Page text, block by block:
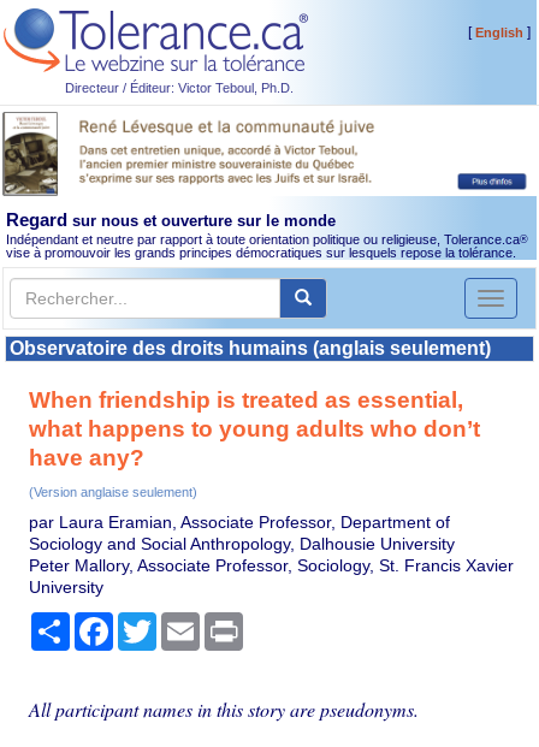
Directeur / Éditeur: Victor Teboul, Ph.D.
[English ]
Regard sur nous et ouverture sur le monde
Indépendant et neutre par rapport à toute orientation politique ou religieuse, Tolerance.ca®
vise à promouvoir les grands principes démocratiques sur lesquels repose la tolérance.
Toggle
Observatoire des droits humains (anglais seulement)
When friendship is treated as essential,
what happens to young adults who don’t
have any?
(Version anglaise seulement)
par Laura Eramian, Associate Professor, Department of
Sociology and Social Anthropology, Dalhousie University
Peter Mallory, Associate Professor, Sociology, St. Francis Xavier
University
PartagerFacebook
TwitterEmail
All participant names in this story are pseudonyms.